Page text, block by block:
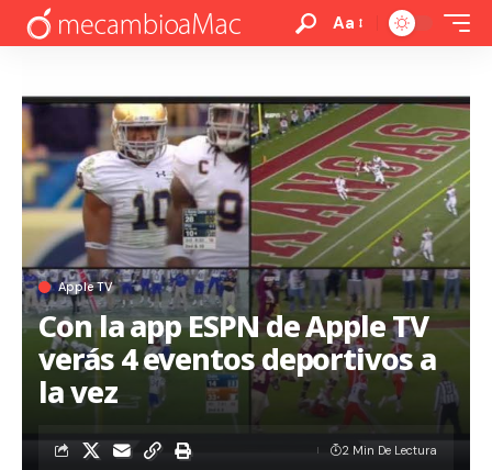
Aa
Apple TV
Con la app ESPN de Apple TV
verás 4 eventos deportivos a
la vez
2 Min De Lectura